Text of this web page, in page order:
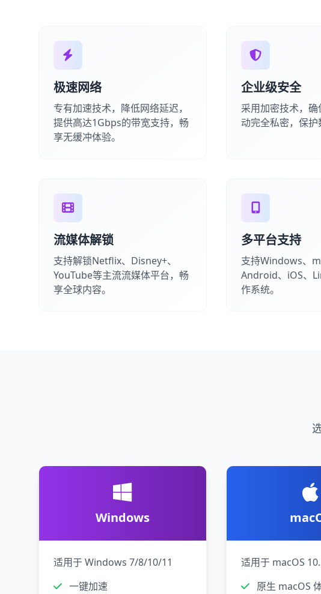
极速网络
专有加速技术，降低网络延迟，
提供高达1Gbps的带宽支持，畅
享无缓冲体验。
企业级安全
采用加密技术，
动完全私密，保护
流媒体解锁
支持解锁Netflix、Disney+、
YouTube等主流流媒体平台，畅
享全球内容。
多平台支持
支持Windows、
Android、iOS、
作系统。
Windows
适用于 Windows 7/8/10/11
一键加速
适用于 macOS
原生 macOS